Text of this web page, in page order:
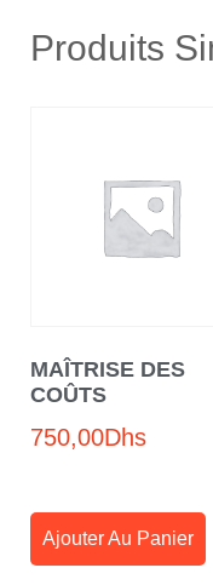
Produits
MAÎTRISE DES
COÛTS
750,00Dhs
Ajouter Au Panier